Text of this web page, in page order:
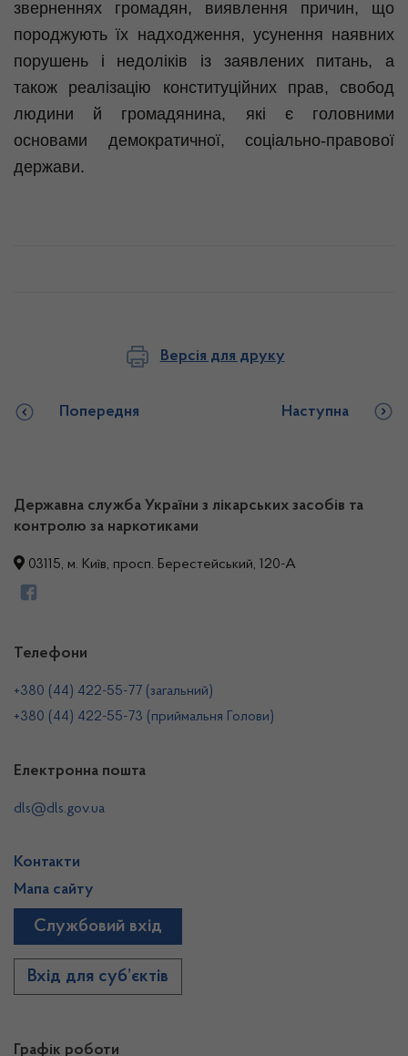
зверненнях громадян, виявлення причин, що
породжують їх надходження, усунення наявних
порушень і недоліків із заявлених питань, а
також реалізацію конституційних прав, свобод
людини й громадянина, які є головними
основами демократичної, соціально-правової
держави.
Версія для друку
Попередня Наступна
Державна служба України з лікарських засобів та
контролю за наркотиками
03115, м. Київ, просп. Берестейський, 120-А
Графік роботи
Телефони
+380 (44) 422-55-77 (загальний)
+380 (44) 422-55-73 (приймальня Голови)
Електронна пошта
dls@dls.gov.ua
Контакти
Мапа сайту
Службовий вхід
Вхід для суб’єктів